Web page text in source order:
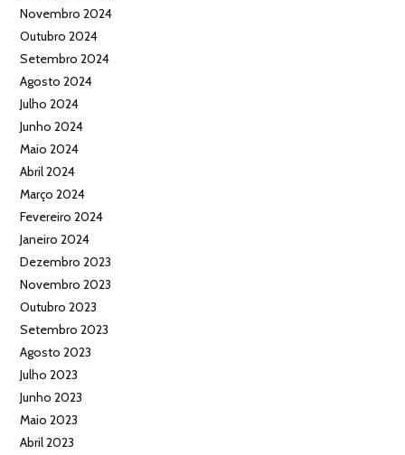
Novembro 2024
Outubro 2024
Setembro 2024
Agosto 2024
Julho 2024
Junho 2024
Maio 2024
Abril 2024
Março 2024
Fevereiro 2024
Janeiro 2024
Dezembro 2023
Novembro 2023
Outubro 2023
Setembro 2023
Agosto 2023
Julho 2023
Junho 2023
Maio 2023
Abril 2023